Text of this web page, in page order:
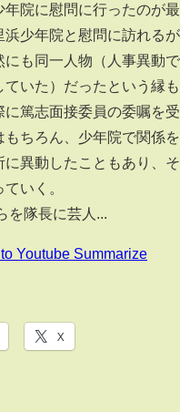
年院に慰問に行ったのが
浜少年院と慰問に訪れる
にも同一人物（人事異動
ていた）だったという縁
篤志面接委員の委嘱を受
もちろん、少年院で関係
に異動したこともあり、
いく。
を隊長に芸人...
Youtube Summarize
X